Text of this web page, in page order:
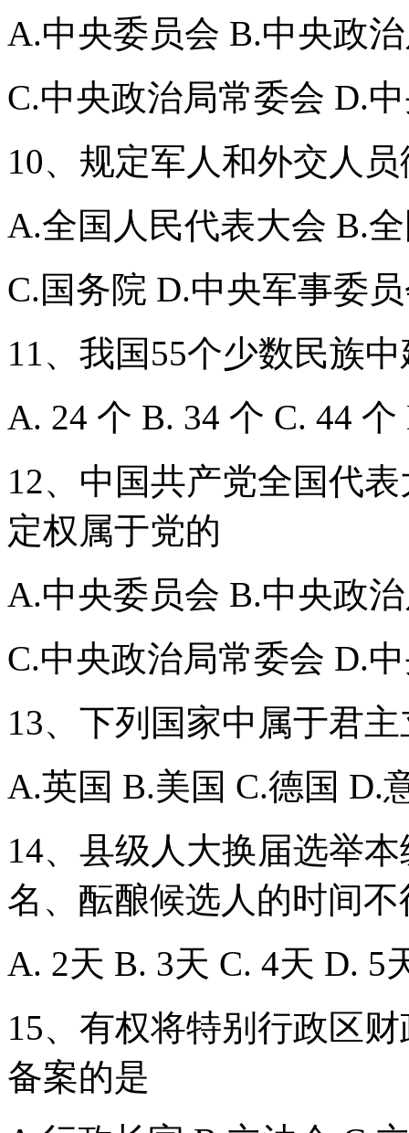
A.中央委员会 B.中央政
C.中央政治局常委会 D.
10、规定军人和外交人
A.全国人民代表大会 B.
C.国务院 D.中央军事委
11、我国55个少数民族
A. 24 个 B. 34 个 C. 44 个
12、中国共产党全国代
定权属于党的
A.中央委员会 B.中央政
C.中央政治局常委会 D.
13、下列国家中属于君
A.英国 B.美国 C.德国 D.
14、县级人大换届选举
名、酝酿候选人的时间不
A. 2天 B. 3天 C. 4天 D. 5
15、有权将特别行政区
备案的是